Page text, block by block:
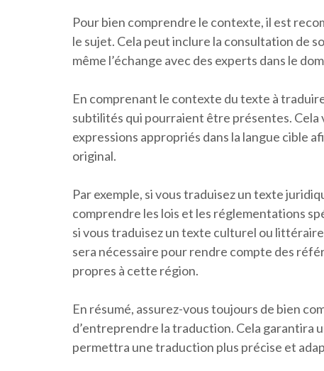
Pour bien comprendre le contexte, il est
le sujet. Cela peut inclure la consultation de
même l’échange avec des experts dans le
En comprenant le contexte du texte à
subtilités qui pourraient être présentes. Cela
expressions appropriés dans la langue cible
original.
Par exemple, si vous traduisez un texte
comprendre les lois et les réglementations
si vous traduisez un texte culturel ou
sera nécessaire pour rendre compte des
propres à cette région.
En résumé, assurez-vous toujours de bien
d’entreprendre la traduction. Cela garantira
permettra une traduction plus précise et